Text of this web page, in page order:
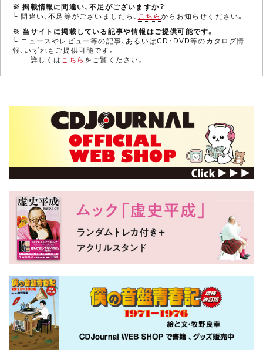
※ 掲載情報に間違い、不足がございますか？
└ 間違い、不足等がございましたら、 こちらからお知らせください。
※ 当サイトに掲載している記事や情報はご提供可能です。
└ ニュースやレビュー等の記事、あるいはCD・DVD等のカタログ情
報、いずれもご提供可能です。
詳しくはこちら をご覧ください。